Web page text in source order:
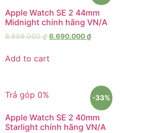
Apple Watch SE 2 44mm
Midnight chính hãng VN/A
8.999.000₫ 6.690.000₫
Add to cart
Trả góp 0% -33%
Apple Watch SE 2 40mm
Starlight chính hãng VN/A